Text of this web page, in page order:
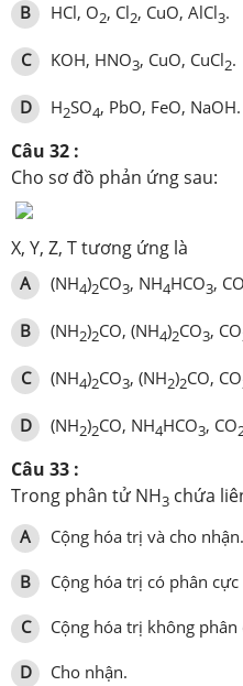
B HCl, O2, Cl2, CuO, AlCl3.
C KOH, HNO3, CuO, CuCl2.
D H2SO4, PbO, FeO, NaOH.
Câu 32 :
Cho sơ đồ phản ứng sau:
X, Y, Z, T tương ứng là
A (NH4)2CO3, NH4HCO3, CO
B (NH2)2CO, (NH4)2CO3, CO
C (NH4)2CO3, (NH2)2CO, CO
D (NH2)2CO, NH4HCO3, CO
Câu 33 :
Trong phân tử NH3 chứa
A Cộng hóa trị và cho
B Cộng hóa trị có phân cực
C Cộng hóa trị không phân
D Cho nhận.